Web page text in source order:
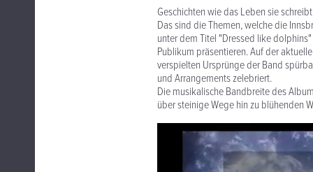
Geschichten wie das Leben sie
Das sind die Themen, welche die
unter dem Titel "Dressed like
Publikum präsentieren. Auf der
verspielten Ursprünge der Band
und Arrangements zelebriert.
Die musikalische Bandbreite des
über steinige Wege hin zu blühenden